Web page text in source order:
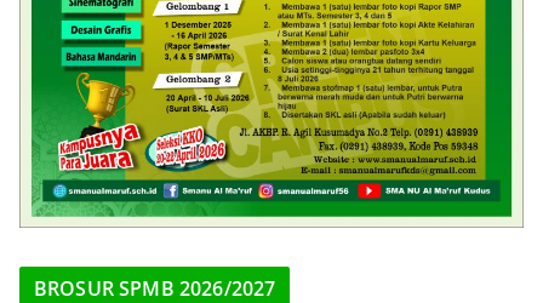
BROSUR SPMB 2026/2027